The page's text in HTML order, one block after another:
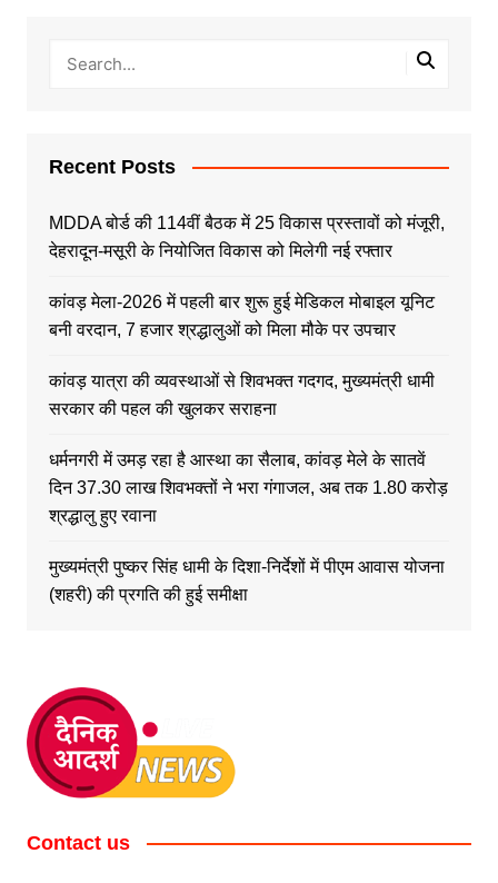
Recent Posts
MDDA बोर्ड की 114वीं बैठक में 25 विकास प्रस्तावों को मंजूरी,
देहरादून-मसूरी के नियोजित विकास को मिलेगी नई रफ्तार
कांवड़ मेला-2026 में पहली बार शुरू हुई मेडिकल मोबाइल यूनिट
बनी वरदान, 7 हजार श्रद्धालुओं को मिला मौके पर उपचार
कांवड़ यात्रा की व्यवस्थाओं से शिवभक्त गदगद, मुख्यमंत्री धामी
सरकार की पहल की खुलकर सराहना
धर्मनगरी में उमड़ रहा है आस्था का सैलाब, कांवड़ मेले के सातवें
दिन 37.30 लाख शिवभक्तों ने भरा गंगाजल, अब तक 1.80 करोड़
श्रद्धालु हुए रवाना
मुख्यमंत्री पुष्कर सिंह धामी के दिशा-निर्देशों में पीएम आवास योजना
(शहरी) की प्रगति की हुई समीक्षा
Contact us